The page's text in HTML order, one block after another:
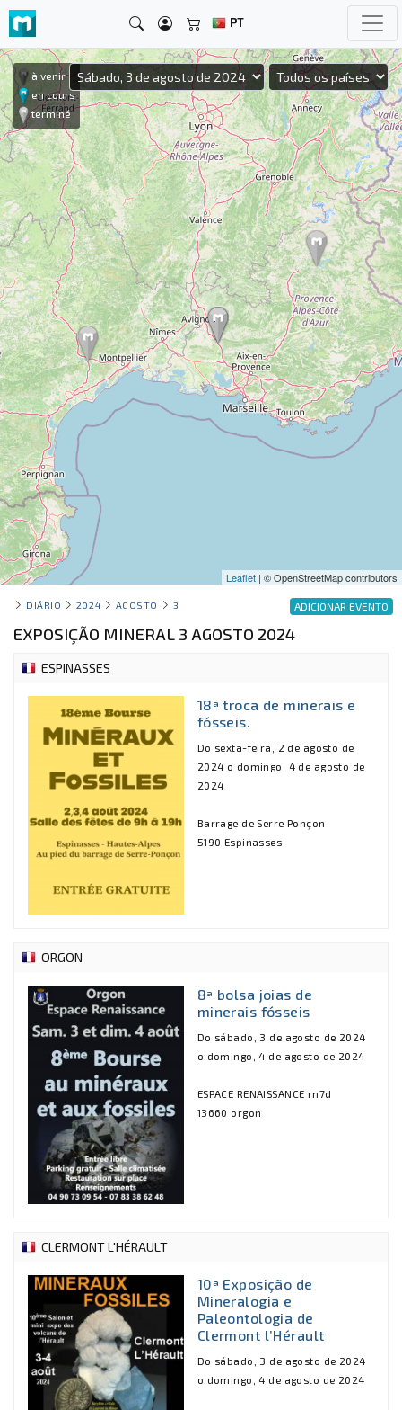
PT
Leaflet | © OpenStreetMap contributors
à venir
en cours
terminé
ADICIONAR EVENTO
DIÁRIO 2024 AGOSTO 3
EXPOSIÇÃO MINERAL 3 AGOSTO 2024
ESPINASSES
18ª troca de minerais e
fósseis.
Do sexta-feira, 2 de agosto de
2024 o domingo, 4 de agosto de
2024
Barrage de Serre Ponçon
5190 Espinasses
ORGON
8ª bolsa joias de
minerais fósseis
Do sábado, 3 de agosto de 2024
o domingo, 4 de agosto de 2024
ESPACE RENAISSANCE rn7d
13660 orgon
CLERMONT L'HÉRAULT
10ª Exposição de
Mineralogia e
Paleontologia de
Clermont l’Hérault
Do sábado, 3 de agosto de 2024
o domingo, 4 de agosto de 2024